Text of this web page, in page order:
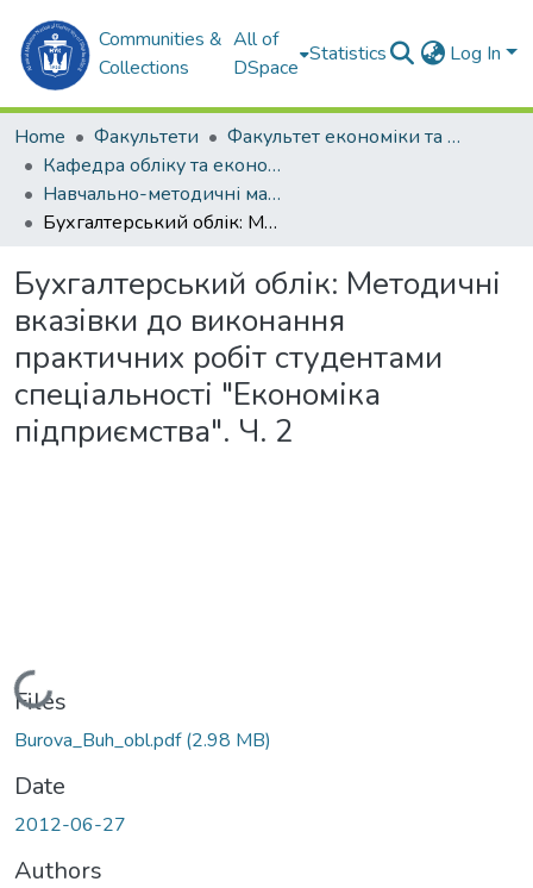
Communities &
Collections
All of
DSpace
Statistics Log In
Home Факультети
Факультет економіки та екології моря (ФЕЕМ)
Кафедра обліку та економічного аналізу (О та ЕА)
Навчально-методичні матеріали (О та ЕА)
Бухгалтерський облік: Методичні вказівки до виконання практичних робіт студентами спеціальності "Економіка підприємства". Ч. 2
Бухгалтерський облік: Методичні
вказівки до виконання
практичних робіт студентами
спеціальності "Економіка
підприємства". Ч. 2
Loading...
Files
Burova_Buh_obl.pdf(2.98 MB)
Date
2012-06-27
Authors